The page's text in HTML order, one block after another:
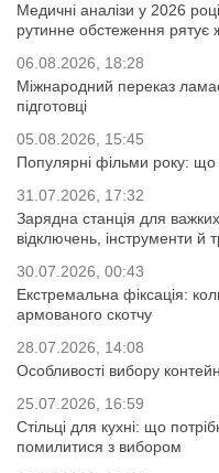
Медичні аналізи у 2026
рутинне обстеження рятує
06.08.2026, 18:28
Міжнародний переказ
підготовці
05.08.2026, 15:45
Популярні фільми року: що
31.07.2026, 17:32
Зарядна станція для
відключень, інструменти й
30.07.2026, 00:43
Екстремальна фіксація:
армованого скотчу
28.07.2026, 14:08
Особливості вибору
25.07.2026, 16:59
Стільці для кухні: що
помилитися з вибором